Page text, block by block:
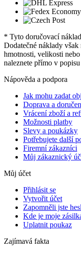
* Tyto doručovací
Dodatečné náklady
hmotnosti, velikosti
naleznete přímo v
Nápověda a podpora
Jak mohu zadat
Doprava a
Vrácení zboží a
Možnosti platby
Slevy a poukázky
Potřebujete další
Firemní zákazníci
Můj zákaznický
Můj účet
Přihlásit se
Vytvořit účet
Zapomněli jste
Kde je moje
Uplatnit poukaz
Zajímavá fakta